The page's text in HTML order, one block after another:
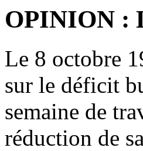
OPINION :
Le 8 octobre
sur le déficit
semaine de
réduction de